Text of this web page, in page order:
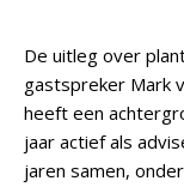
De uitleg over
gastspreker Mark
heeft een
jaar actief als
jaren samen,